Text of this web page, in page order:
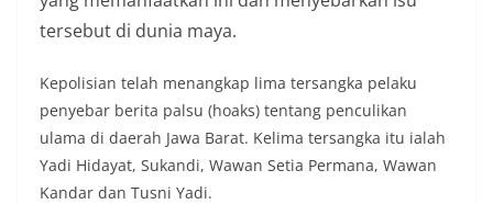
tersebut di dunia maya.
Kepolisian telah menangkap lima tersangka pelaku
penyebar berita palsu (hoaks) tentang penculikan
ulama di daerah Jawa Barat. Kelima tersangka itu ialah
Yadi Hidayat, Sukandi, Wawan Setia Permana, Wawan
Kandar dan Tusni Yadi.